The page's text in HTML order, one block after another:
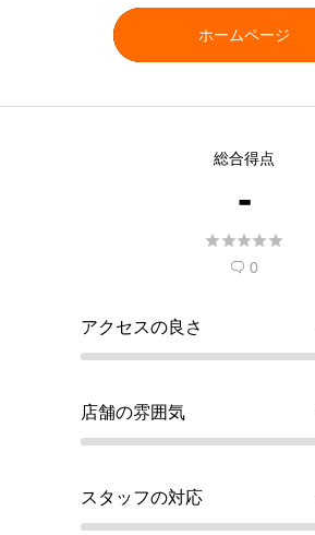
ホームページ
総合得点
-

 0
アクセスの良さ
店舗の雰囲気
スタッフの対応